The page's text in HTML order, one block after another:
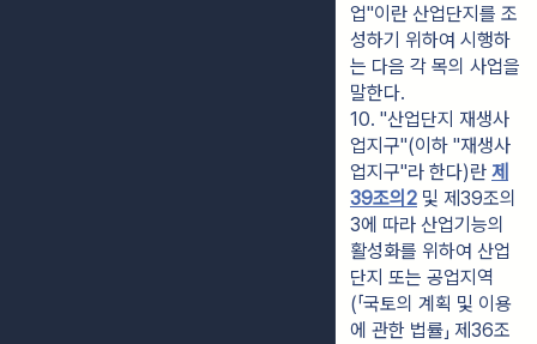
업"이란 산업단지를 조
성하기 위하여 시행하
는 다음 각 목의 사업을
말한다.
10. "산업단지 재생사
업지구"(이하 "재생사
업지구"라 한다)란 제
39조의2 및 제39조의
3에 따라 산업기능의
활성화를 위하여 산업
단지 또는 공업지역
(「국토의 계획 및 이용
에 관한 법률」 제36조